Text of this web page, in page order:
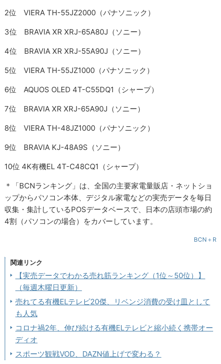
2位 VIERA TH-55JZ2000（パナソニック）
3位 BRAVIA XR XRJ-65A80J（ソニー）
4位 BRAVIA XR XRJ-55A90J（ソニー）
5位 VIERA TH-55JZ1000（パナソニック）
6位 AQUOS OLED 4T-C55DQ1（シャープ）
7位 BRAVIA XR XRJ-65A90J（ソニー）
8位 VIERA TH-48JZ1000（パナソニック）
9位 BRAVIA KJ-48A9S（ソニー）
10位 4K有機EL 4T-C48CQ1（シャープ）
＊「BCNランキング」は、全国の主要家電量販店・ネットショ
ップからパソコン本体、デジタル家電などの実売データを毎日
収集・集計しているPOSデータベースで、日本の店頭市場の約
4割（パソコンの場合）をカバーしています。
BCN＋R
関連リンク
【実売データでわかる売れ筋ランキング（1位～50位）】
（毎週木曜日更新）
売れてる有機ELテレビ20傑、リベンジ消費の受け皿として
も人気
コロナ禍2年、伸び続ける有機ELテレビと縮小続く携帯オー
ディオ
スポーツ観戦VOD、DAZN値上げで変わる？